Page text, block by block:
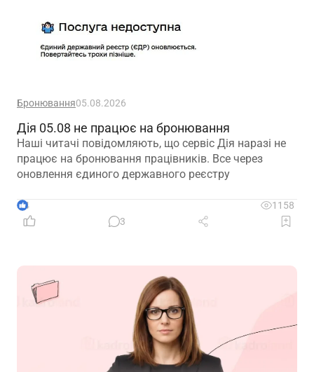
Бронювання05.08.2026
Дія 05.08 не працює на бронювання
Наші читачі повідомляють, що сервіс Дія наразі не
працює на бронювання працівників. Все через
оновлення єдиного державного реєстру
4
1158
3